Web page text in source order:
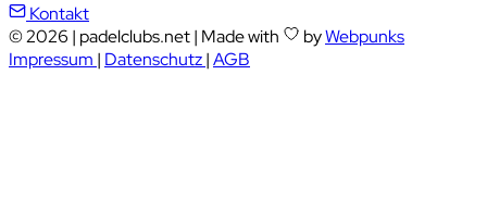
Kontakt
© 2026 | padelclubs.net| Made with byWebpunks
Impressum | Datenschutz|AGB